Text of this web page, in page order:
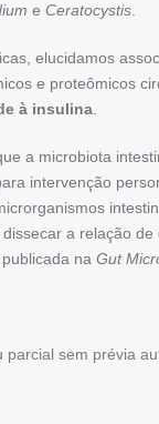
e Ceratocystis.
elucidamos
e proteômicos
à insulina.
a microbiota
intervenção
a relação de
publicada na Gut
sem prévia